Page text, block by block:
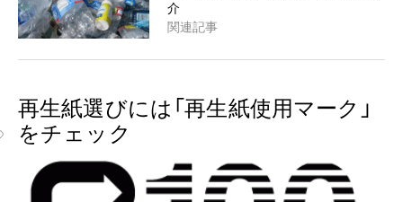
介
関連記事
再生紙選びには「再生紙使用マーク」
をチェック